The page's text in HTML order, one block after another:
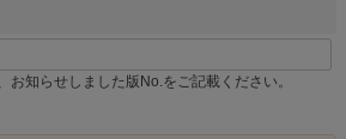
お知らせしました版No.をご記載ください。